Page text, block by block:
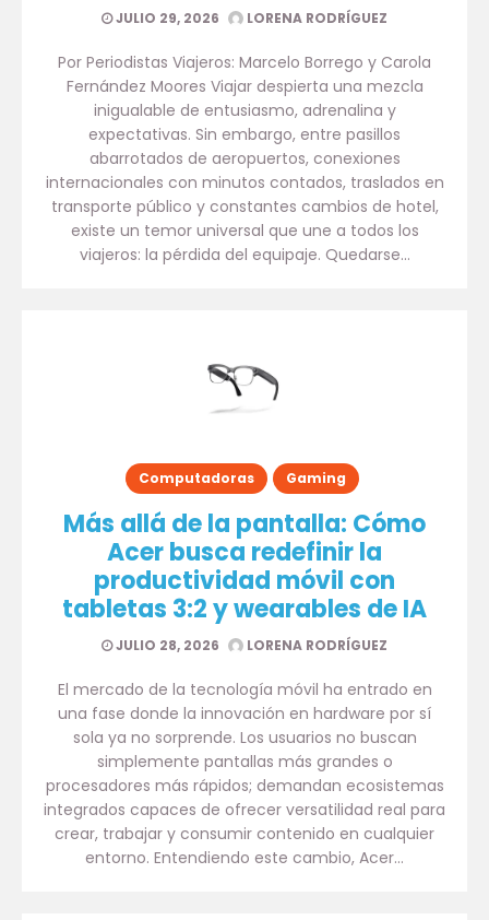
JULIO 29, 2026 LORENA RODRÍGUEZ
Por Periodistas Viajeros: Marcelo Borrego y Carola
Fernández Moores Viajar despierta una mezcla
inigualable de entusiasmo, adrenalina y
expectativas. Sin embargo, entre pasillos
abarrotados de aeropuertos, conexiones
internacionales con minutos contados, traslados en
transporte público y constantes cambios de hotel,
existe un temor universal que une a todos los
viajeros: la pérdida del equipaje. Quedarse…
Computadoras Gaming
Más allá de la pantalla: Cómo
Acer busca redefinir la
productividad móvil con
tabletas 3:2 y wearables de IA
JULIO 28, 2026 LORENA RODRÍGUEZ
El mercado de la tecnología móvil ha entrado en
una fase donde la innovación en hardware por sí
sola ya no sorprende. Los usuarios no buscan
simplemente pantallas más grandes o
procesadores más rápidos; demandan ecosistemas
integrados capaces de ofrecer versatilidad real para
crear, trabajar y consumir contenido en cualquier
entorno. Entendiendo este cambio, Acer…